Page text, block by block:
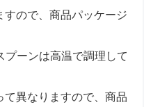
すので、商品パッケージ
プーンは高温で調理して
て異なりますので、商品